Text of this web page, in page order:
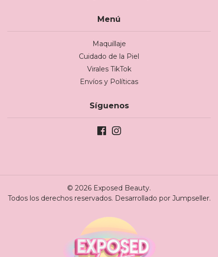
Menú
Maquillaje
Cuidado de la Piel
Virales TikTok
Envíos y Políticas
Síguenos
© 2026 Exposed Beauty.
Todos los derechos reservados. Desarrollado por Jumpseller.